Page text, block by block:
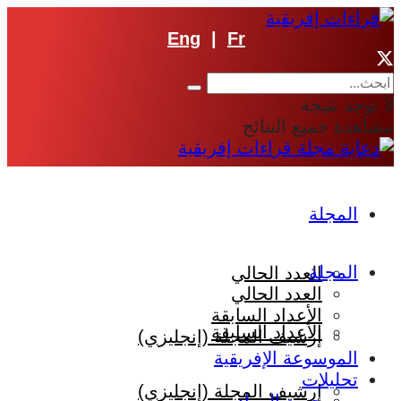
Eng Fr
لا توجد نتيجة
مشاهدة جميع النتائج
المجلة
العدد الحالي
الأعداد السابقة
إرشيف المجلة (إنجليزي)
المجلة
العدد الحالي
الأعداد السابقة
إرشيف المجلة (إنجليزي)
الموسوعة الإفريقية
تحليلات